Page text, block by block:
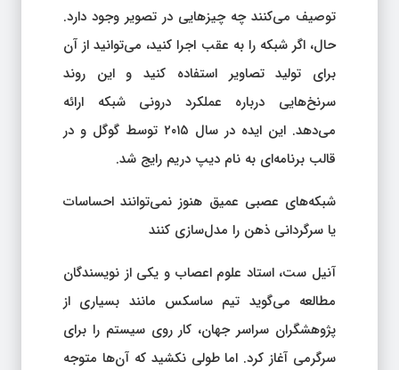
توصیف می‌کنند چه چیزهایی در تصویر وجود دارد.
حال، اگر شبکه را به عقب اجرا کنید، می‌توانید از آن
برای تولید تصاویر استفاده کنید و این روند
سرنخ‌هایی درباره عملکرد درونی شبکه ارائه
می‌دهد. این ایده در سال ۲۰۱۵ توسط گوگل و در
قالب برنامه‌ای به نام دیپ دریم رایج شد.
شبکه‌های عصبی عمیق هنوز نمی‌توانند احساسات
یا سرگردانی ذهن را مدل‌سازی کنند
آنیل ست، استاد علوم اعصاب و یکی از نویسندگان
مطالعه می‌گوید تیم ساسکس مانند بسیاری از
پژوهشگران سراسر جهان، کار روی سیستم را برای
سرگرمی آغاز کرد. اما طولی نکشید که آن‌ها متوجه